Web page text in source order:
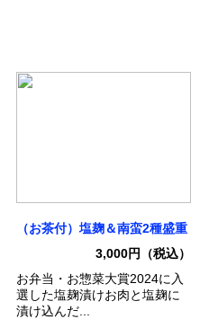
（お茶付）塩麹＆南蛮2種盛重
3,000円（税込）
お弁当・お惣菜大賞2024に入
選した塩麹漬けお肉と塩麹に
漬け込んだ...